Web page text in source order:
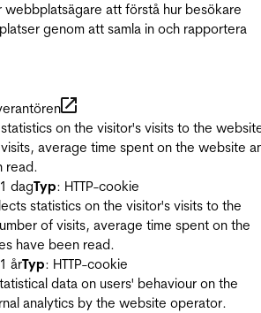
webbplatsägare att förstå hur besökare
genom att samla in och rapportera
on the visitor's visits to the
average time spent on the website
read.
dagTyp: HTTP-cookie
statistics on the visitor's visits to the
of visits, average time spent on the
have been read.
årTyp: HTTP-cookie
data on users' behaviour on the
analytics by the website operator.